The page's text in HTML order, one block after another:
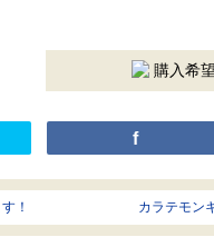
購入希
f
！ カラテモン